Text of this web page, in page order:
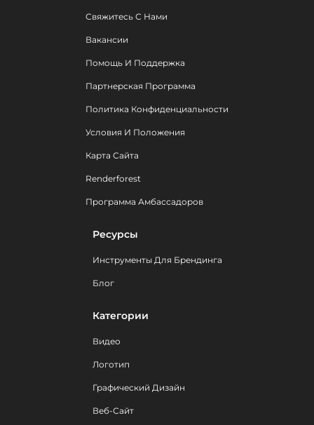
Свяжитесь С Нами
Вакансии
Помощь И Поддержка
Партнерская Программа
Политика Конфиденциальности
Условия И Положения
Карта Сайта
Renderforest
Программа Амбассадоров
Ресурсы
Инструменты Для Брендинга
Блог
Категории
Видео
Логотип
Графический Дизайн
Веб-Сайт